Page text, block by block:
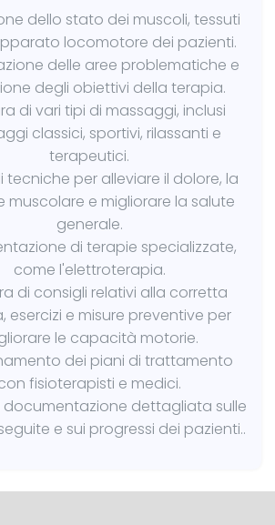
dello stato dei muscoli, tessuti
locomotore dei pazienti.
delle aree problematiche e
degli obiettivi della terapia.
di vari tipi di massaggi, inclusi
classici, sportivi, rilassanti e
terapeutici.
tecniche per alleviare il dolore, la
muscolare e migliorare la salute
generale.
di terapie specializzate,
come l'elettroterapia.
di consigli relativi alla corretta
esercizi e misure preventive per
le capacità motorie.
dei piani di trattamento
fisioterapisti e medici.
documentazione dettagliata sulle
e sui progressi dei pazienti..